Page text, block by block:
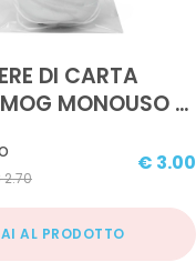
DI CARTA
MONOUSO 3
2.70
€ 3.00
AL PRODOTTO